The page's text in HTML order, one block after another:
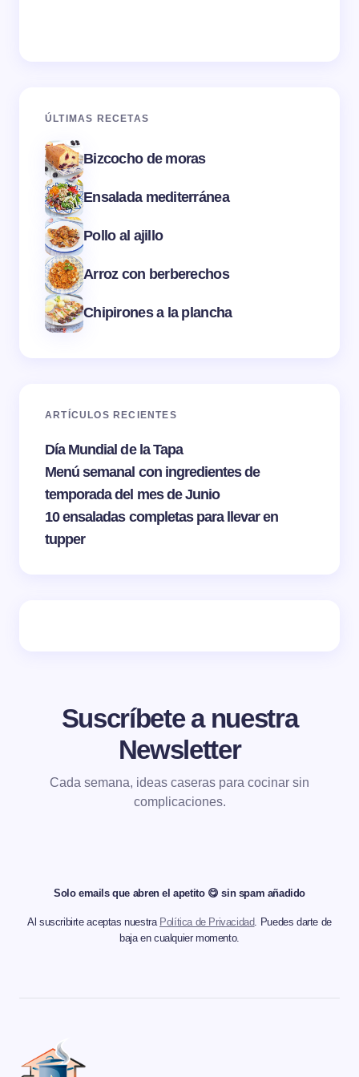
ÚLTIMAS RECETAS
Bizcocho de moras
Ensalada mediterránea
Pollo al ajillo
Arroz con berberechos
Chipirones a la plancha
ARTÍCULOS RECIENTES
Día Mundial de la Tapa
Menú semanal con ingredientes de
temporada del mes de Junio
10 ensaladas completas para llevar en
tupper
Suscríbete a nuestra
Newsletter
Cada semana, ideas caseras para cocinar sin
complicaciones.
Solo emails que abren el apetito 😋 sin spam añadido
Al suscribirte aceptas nuestra Política de Privacidad. Puedes darte de
baja en cualquier momento.